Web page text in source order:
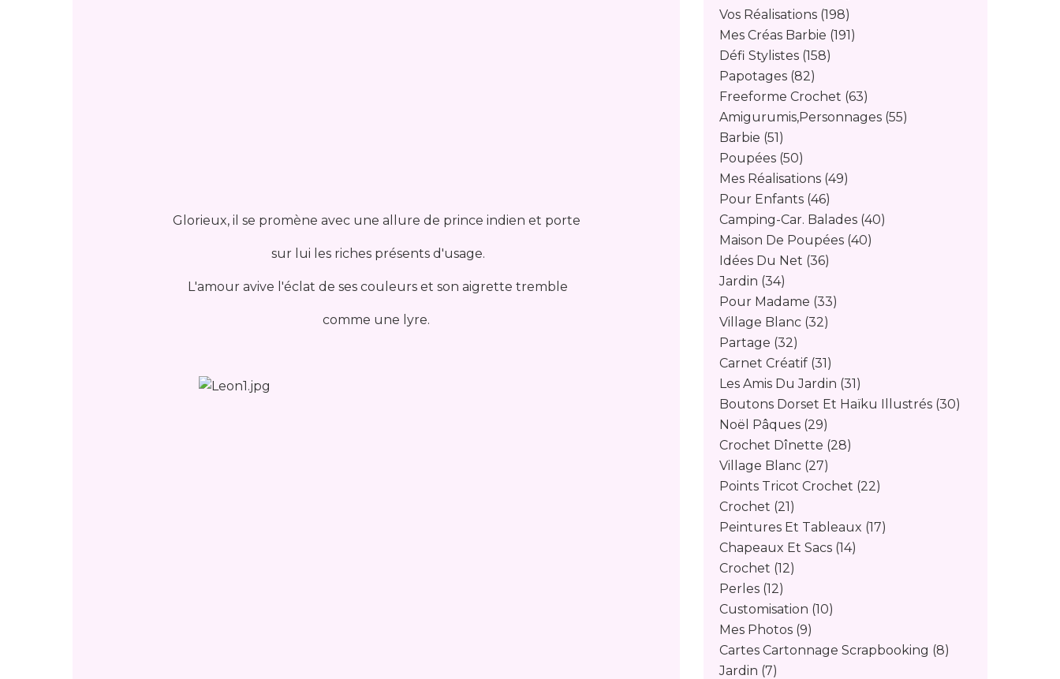
Glorieux, il se promène avec une allure de prince indien et porte
sur lui les riches présents d'usage.
L'amour avive l'éclat de ses couleurs et son aigrette tremble
comme une lyre.
Vos Réalisations (198)
Mes Créas Barbie (191)
Défi Stylistes (158)
Papotages (82)
Freeforme Crochet (63)
Amigurumis,personnages (55)
Barbie (51)
Poupées (50)
Mes Réalisations (49)
Pour Enfants (46)
Camping-Car. Balades (40)
Maison De Poupées (40)
Idées Du Net (36)
Jardin (34)
Pour Madame (33)
Village Blanc (32)
Partage (32)
Carnet Créatif (31)
Les Amis Du Jardin (31)
Boutons Dorset Et Haïku Illustrés (30)
Noël Pâques (29)
Crochet Dînette (28)
Village Blanc (27)
Points Tricot Crochet (22)
Crochet (21)
Peintures Et Tableaux (17)
Chapeaux Et Sacs (14)
Crochet (12)
Perles (12)
Customisation (10)
Mes Photos (9)
Cartes Cartonnage Scrapbooking (8)
Jardin (7)